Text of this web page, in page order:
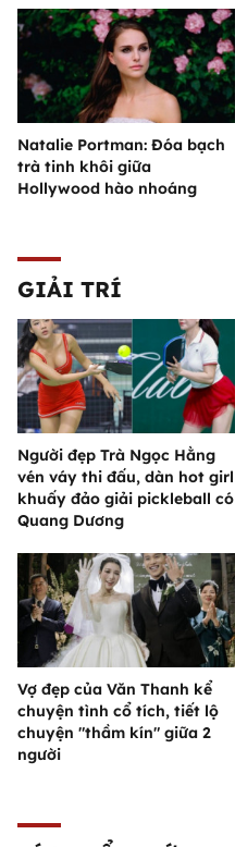
Natalie Portman: Đóa bạch
trà tinh khôi giữa
Hollywood hào nhoáng
GIẢI TRÍ
Người đẹp Trà Ngọc Hằng
vén váy thi đấu, dàn hot girl
khuấy đảo giải pickleball có
Quang Dương
Vợ đẹp của Văn Thanh kể
chuyện tình cổ tích, tiết lộ
chuyện "thầm kín" giữa 2
người